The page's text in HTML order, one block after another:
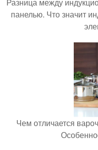
панелью. Что значит
Чем отличается